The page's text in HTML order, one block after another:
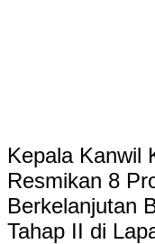
Kepala Kanwil
Resmikan 8
Berkelanjutan
Tahap II di